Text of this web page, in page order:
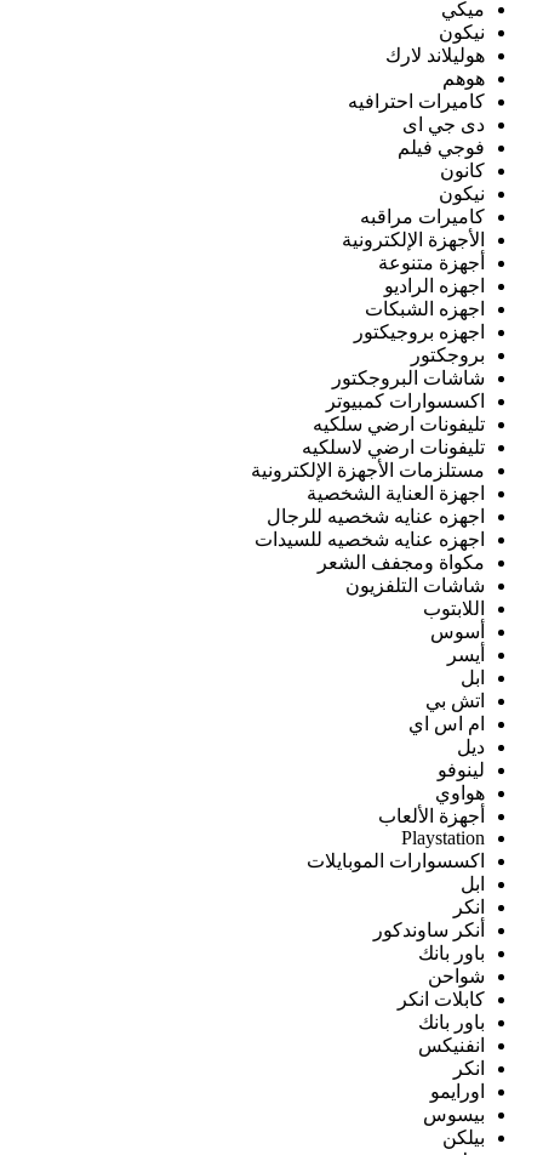
ميكي
نيكون
هوليلاند لارك
هوهم
كاميرات احترافيه
دى جي اى
فوجي فيلم
كانون
نيكون
كاميرات مراقبه
الأجهزة الإلكترونية
أجهزة متنوعة
اجهزه الراديو
اجهزه الشبكات
اجهزه بروجيكتور
بروجكتور
شاشات البروجكتور
اكسسوارات كمبيوتر
تليفونات ارضي سلكيه
تليفونات ارضي لاسلكيه
مستلزمات الأجهزة الإلكترونية
اجهزة العناية الشخصية
اجهزه عنايه شخصيه للرجال
اجهزه عنايه شخصيه للسيدات
مكواة ومجفف الشعر
شاشات التلفزيون
اللابتوب
أسوس
أيسر
ابل
اتش بي
ام اس اي
ديل
لينوفو
هواوي
أجهزة الألعاب
Playstation
اكسسوارات الموبايلات
ابل
انكر
أنكر ساوندكور
باور بانك
شواحن
كابلات انكر
باور بانك
انفنيكس
انكر
اورايمو
بيسوس
بيلكن